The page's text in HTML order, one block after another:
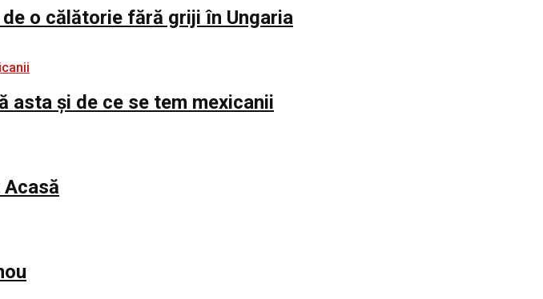
o călătorie fără griji în Ungaria
asta și de ce se tem mexicanii
Acasă